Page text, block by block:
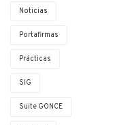
Noticias
Portafirmas
Prácticas
SIG
Suite G·ONCE